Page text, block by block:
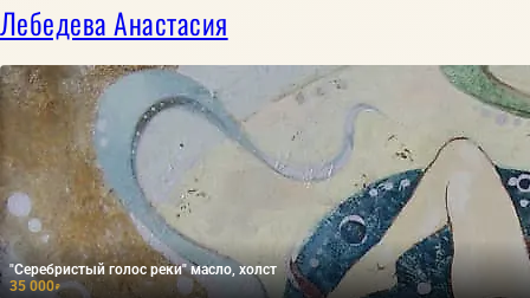
Лебедева Анастасия
"Серебристый голос реки" масло, холст
35 000₽